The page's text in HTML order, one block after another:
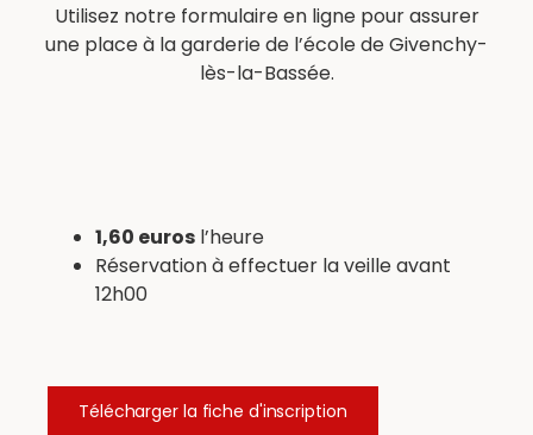
Utilisez notre formulaire en ligne pour assurer
une place à la garderie de l’école de Givenchy-
lès-la-Bassée.
1,60 euros l’heure
Réservation à effectuer la veille avant
12h00
Télécharger la fiche d'inscription